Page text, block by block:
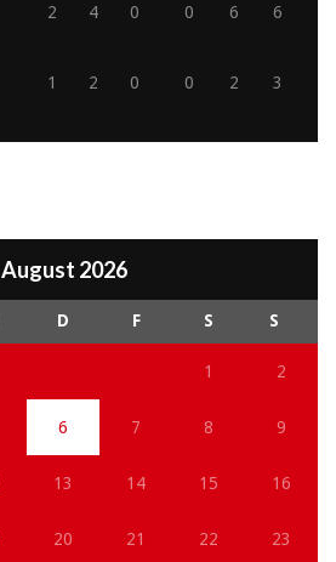
2 4 0 0 6 6
1 2 0 0 2 3
August 2026
D F S S
1 2
6 7 8 9
13 14 15 16
20 21 22 23